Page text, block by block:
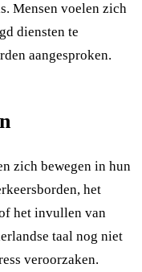
Mensen voelen zich
diensten te
aangesproken.
zich bewegen in hun
het
het invullen van
taal nog niet
veroorzaken.